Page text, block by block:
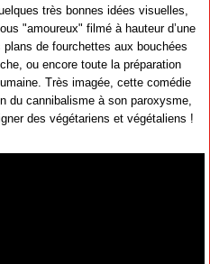
très bonnes idées visuelles,
"amoureux" filmé à hauteur d’une
plans de fourchettes aux bouchées
ou encore toute la préparation
Très imagée, cette comédie
du cannibalisme à son paroxysme,
des végétariens et végétaliens !